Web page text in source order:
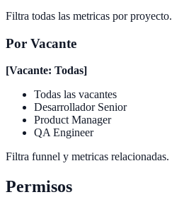
Filtra todas las metricas por proyecto.
Por Vacante
[Vacante: Todas]
Todas las vacantes
Desarrollador Senior
Product Manager
QA Engineer
Filtra funnel y metricas relacionadas.
Permisos